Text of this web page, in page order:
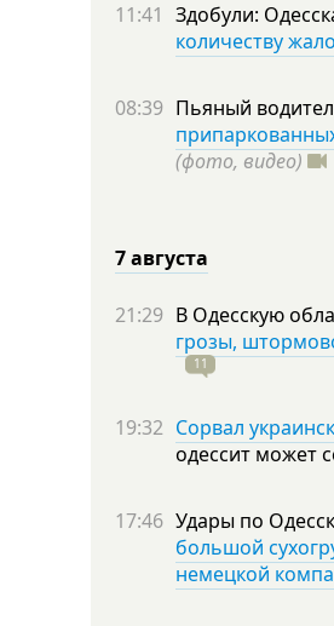
11:41 Здобули:
количеству
08:39 Пьяный
(фото, видео)
7 августа
21:29 В Одесскую
грозы,
11
19:32 Сорвал
одессит может
17:46 Удары по
большой
немецкой